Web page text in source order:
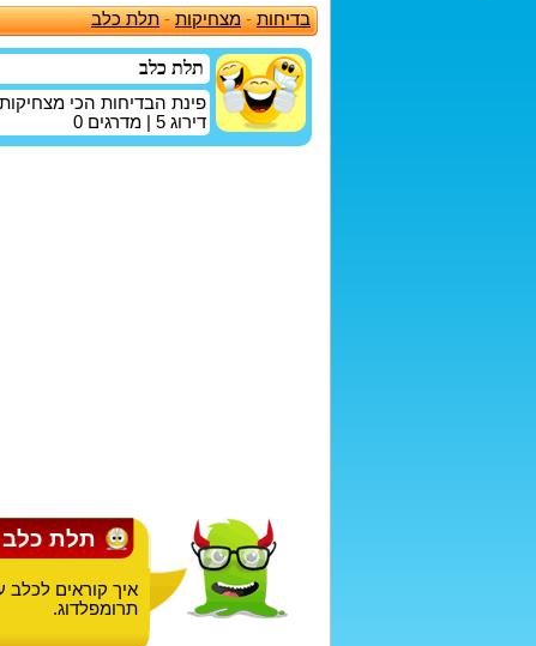
בדיחות-מצחיקות-תלת כלב
תלת כלב
פינת הבדיחות הכי
דירוג 5 | מדרגים 0
תלת כלב
איך קוראים לכלב עם 3
תרומפלדוג.